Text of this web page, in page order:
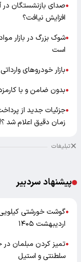
●صدای بازنشستگان در
افزایش نیافت؟
●شوک بزرگ در بازار
است
●بازار خودرو‌های
●بدون ضامن و با کارمزد 4 درصد وام 50 میلیونی
●جزئیات جدید از
زمان دقیق اعلام شد ؟!
تبلیغات
پیشنهاد سردبیر
●
اردیبهشت ۱۴۰۵
●تمیز کردن مبلمان
سلطنتی و استیل